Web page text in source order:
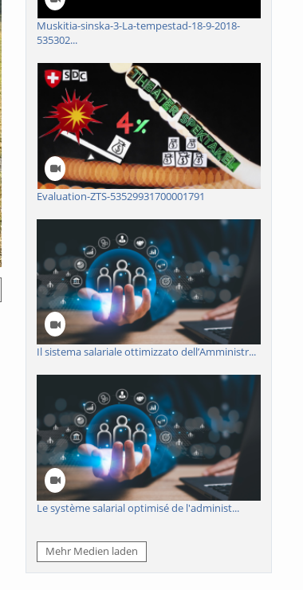
Muskitia-sinska-3-La-tempestad-18-9-2018-
535302...
Evaluation-ZTS-53529931700001791
Il sistema salariale ottimizzato dell’Amministr...
Le système salarial optimisé de l'administ...
Mehr Medien laden